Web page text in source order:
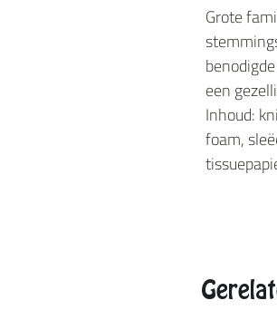
Grote
een
Inhoud:
foam,